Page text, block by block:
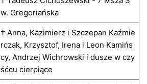
w. Gregoriańska
† Anna, Kazimierz i Szczepan Kaźmie
rczak, Krzysztof, Irena i Leon Kamińs
cy, Andrzej Wichrowski i dusze w czy
śćcu cierpiące